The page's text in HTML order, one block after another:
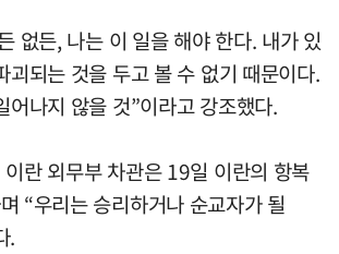
없든, 나는 이 일을 해야 한다. 내가 있
괴되는 것을 두고 볼 수 없기 때문이다.
어나지 않을 것”이라고 강조했다.
란 외무부 차관은 19일 이란의 항복
“우리는 승리하거나 순교자가 될
.